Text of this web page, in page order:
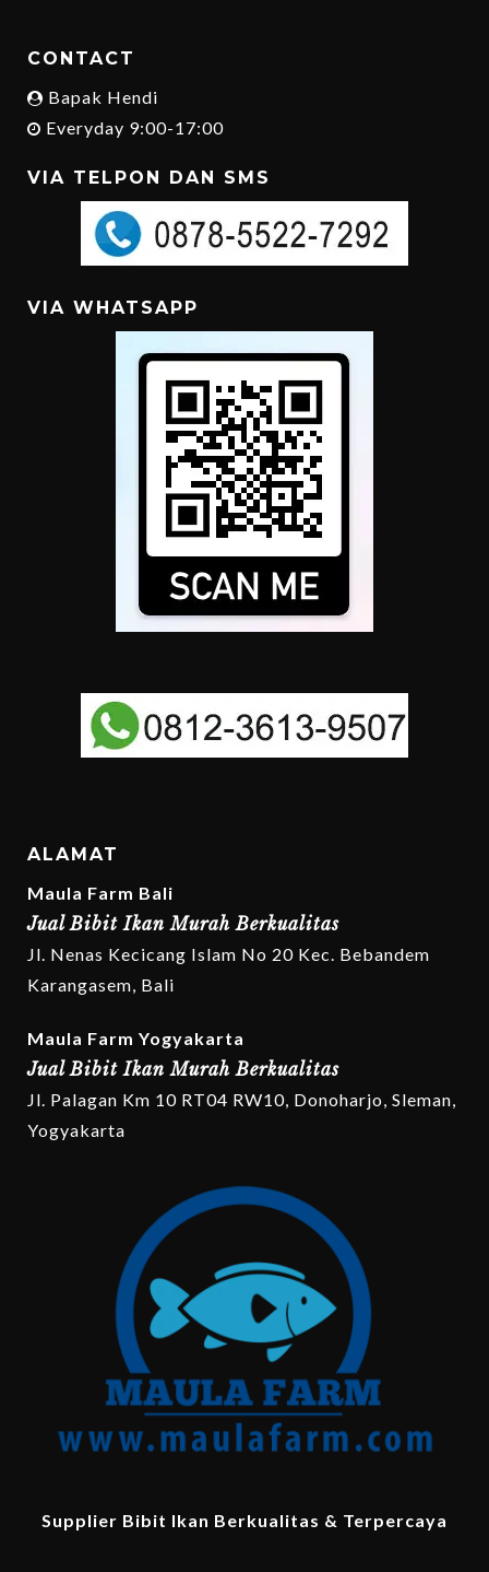
CONTACT
Bapak Hendi
Everyday 9:00-17:00
VIA TELPON DAN SMS
VIA WHATSAPP
ALAMAT
Maula Farm Bali
Jual Bibit Ikan Murah Berkualitas
Jl. Nenas Kecicang Islam No 20 Kec. Bebandem
Karangasem, Bali
Maula Farm Yogyakarta
Jual Bibit Ikan Murah Berkualitas
Jl. Palagan Km 10 RT04 RW10, Donoharjo, Sleman,
Yogyakarta
Supplier Bibit Ikan Berkualitas & Terpercaya